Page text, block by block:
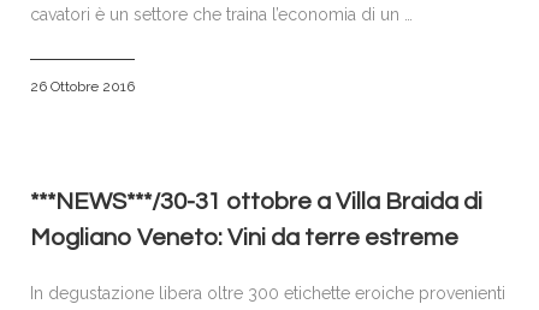
cavatori è un settore che traina l’economia di un …
26 Ottobre 2016
***NEWS***/30-31 ottobre a Villa Braida di
Mogliano Veneto: Vini da terre estreme
In degustazione libera oltre 300 etichette eroiche provenienti